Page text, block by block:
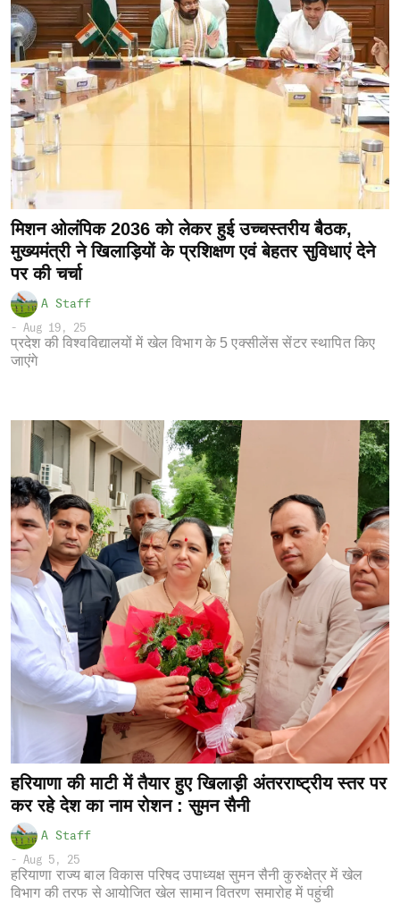
मिशन ओलंपिक 2036 को लेकर हुई उच्चस्तरीय बैठक,
मुख्यमंत्री ने खिलाड़ियों के प्रशिक्षण एवं बेहतर सुविधाएं देने
पर की चर्चा
A Staff
- Aug 19, 25
प्रदेश की विश्वविद्यालयों में खेल विभाग के 5 एक्सीलेंस सेंटर स्थापित किए
जाएंगे
हरियाणा की माटी में तैयार हुए खिलाड़ी अंतरराष्ट्रीय स्तर पर
कर रहे देश का नाम रोशन : सुमन सैनी
A Staff
- Aug 5, 25
हरियाणा राज्य बाल विकास परिषद उपाध्यक्ष सुमन सैनी कुरुक्षेत्र में खेल
विभाग की तरफ से आयोजित खेल सामान वितरण समारोह में पहुंची